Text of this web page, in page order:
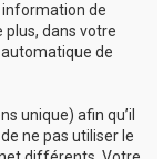
information de
dans votre
automatique de
unique) afin qu’il
ne pas utiliser le